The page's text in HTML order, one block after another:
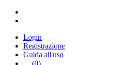
Login
Registrazione
Guida all'uso
(0)